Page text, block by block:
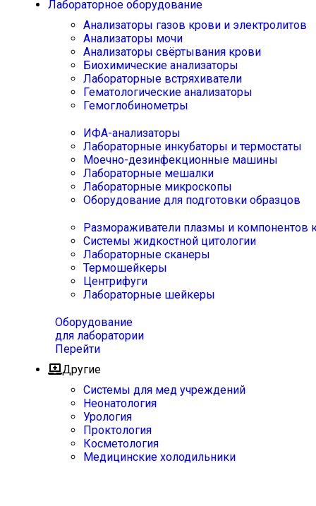
Лабораторное оборудование
Анализаторы газов крови и электролитов
Анализаторы мочи
Анализаторы свёртывания крови
Биохимические анализаторы
Лабораторные встряхиватели
Гематологические анализаторы
Гемоглобинометры
ИФА-анализаторы
Лабораторные инкубаторы и термостаты
Моечно-дезинфекционные машины
Лабораторные мешалки
Лабораторные микроскопы
Оборудование для подготовки образцов
Размораживатели плазмы и компонентов
Системы жидкостной цитологии
Лабораторные сканеры
Термошейкеры
Центрифуги
Лабораторные шейкеры
Оборудование
для лаборатории
Перейти
Другие
Системы для мед учреждений
Неонатология
Урология
Проктология
Косметология
Медицинские холодильники